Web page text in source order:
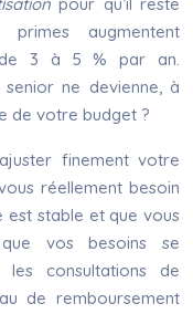
pour qu’il reste
augmentent
de 3 à 5 % par an.
ne devienne, à
de votre budget ?
finement votre
réellement besoin
est stable et que vous
vos besoins se
les consultations de
de remboursement